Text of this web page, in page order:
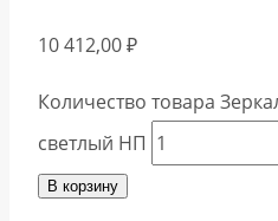
10 412,00₽
Количество товара
светлый НП
В корзину